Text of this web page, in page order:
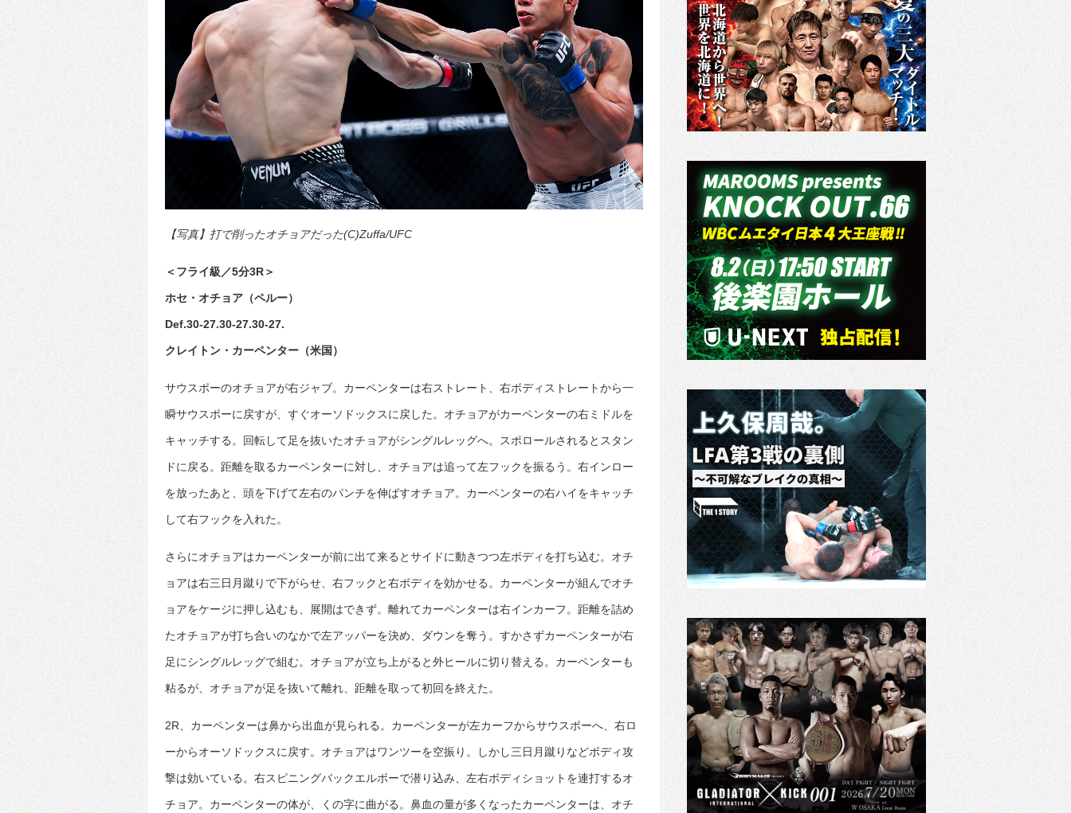
【写真】打で削ったオチョアだった(C)Zuffa/UFC
＜フライ級／5分3R＞
ホセ・オチョア（ペルー）
Def.30-27.30-27.30-27.
クレイトン・カーペンター（米国）
サウスポーのオチョアが右ジャブ。カーペンターは右ストレート、右ボディストレートから一
瞬サウスポーに戻すが、すぐオーソドックスに戻した。オチョアがカーペンターの右ミドルを
キャッチする。回転して足を抜いたオチョアがシングルレッグへ。スポロールされるとスタン
ドに戻る。距離を取るカーペンターに対し、オチョアは追って左フックを振るう。右インロー
を放ったあと、頭を下げて左右のパンチを伸ばすオチョア。カーペンターの右ハイをキャッチ
して右フックを入れた。
さらにオチョアはカーペンターが前に出て来るとサイドに動きつつ左ボディを打ち込む。オチ
ョアは右三日月蹴りで下がらせ、右フックと右ボディを効かせる。カーペンターが組んでオチ
ョアをケージに押し込むも、展開はできず。離れてカーペンターは右インカーフ。距離を詰め
たオチョアが打ち合いのなかで左アッパーを決め、ダウンを奪う。すかさずカーペンターが右
足にシングルレッグで組む。オチョアが立ち上がると外ヒールに切り替える。カーペンターも
粘るが、オチョアが足を抜いて離れ、距離を取って初回を終えた。
2R、カーペンターは鼻から出血が見られる。カーペンターが左カーフからサウスポーへ、右ロ
ーからオーソドックスに戻す。オチョアはワンツーを空振り。しかし三日月蹴りなどボディ攻
撃は効いている。右スピニングバックエルボーで潜り込み、左右ボディショットを連打するオ
チョア。カーペンターの体が、くの字に曲がる。鼻血の量が多くなったカーペンターは、オチ